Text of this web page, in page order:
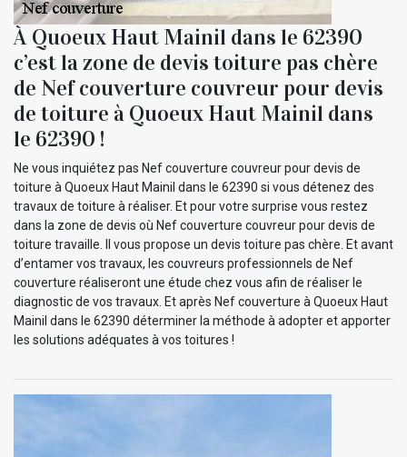
À Quoeux Haut Mainil dans le 62390
c’est la zone de devis toiture pas chère
de Nef couverture couvreur pour devis
de toiture à Quoeux Haut Mainil dans
le 62390 !
Ne vous inquiétez pas Nef couverture couvreur pour devis de
toiture à Quoeux Haut Mainil dans le 62390 si vous détenez des
travaux de toiture à réaliser. Et pour votre surprise vous restez
dans la zone de devis où Nef couverture couvreur pour devis de
toiture travaille. Il vous propose un devis toiture pas chère. Et avant
d’entamer vos travaux, les couvreurs professionnels de Nef
couverture réaliseront une étude chez vous afin de réaliser le
diagnostic de vos travaux. Et après Nef couverture à Quoeux Haut
Mainil dans le 62390 déterminer la méthode à adopter et apporter
les solutions adéquates à vos toitures !